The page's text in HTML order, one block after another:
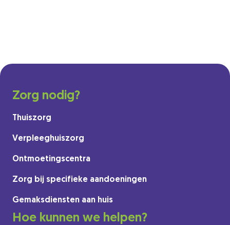
Zorg nodig?
Thuiszorg
Verpleeghuiszorg
Ontmoetingscentra
Zorg bij specifieke aandoeningen
Gemaksdiensten aan huis
Hoe kunnen we helpen?